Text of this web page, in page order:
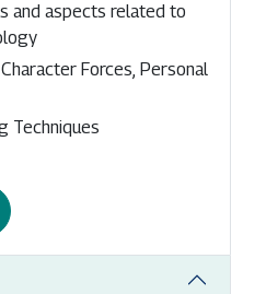
and aspects related to
Forces, Personal
Techniques